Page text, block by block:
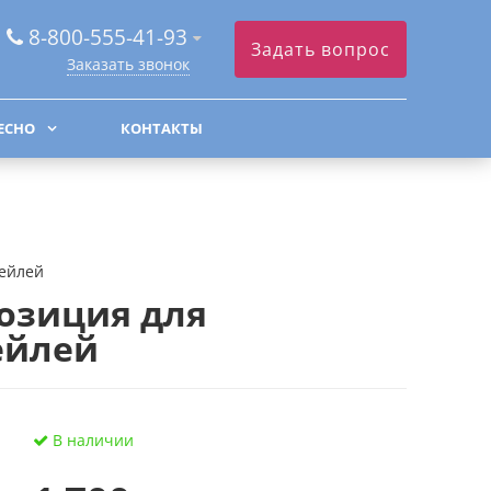
8-800-555-41-93
Заказать звонок
Задать вопрос
КОНТАКТЫ
для
В наличии